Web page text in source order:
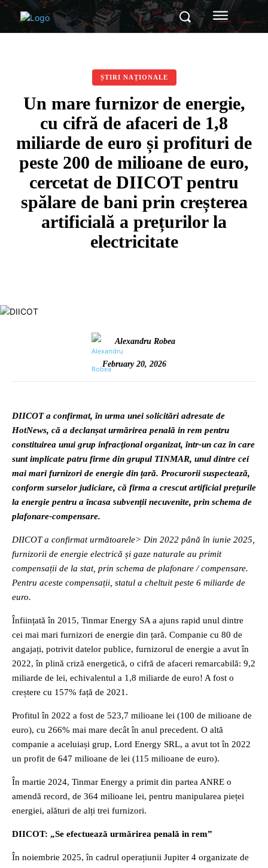
ȘTIRI NAȚIONALE
Un mare furnizor de energie,
cu cifră de afaceri de 1,8
miliarde de euro și profituri de
peste 200 de milioane de euro,
cercetat de DIICOT pentru
spălare de bani prin creșterea
artificială a prețurilor la
electricitate
Alexandru Robea
February 20, 2026
DIICOT a confirmat, în urma unei solicitări adresate de
HotNews, că a declanșat urmărirea penală in rem pentru
constituirea unui grup infracţional organizat, într-un caz în care
sunt implicate patru firme din grupul TINMAR, unul dintre cei
mai mari furnizori de energie din țară. Procurorii suspectează,
conform surselor judiciare, că firma a crescut artificial prețurile
la energie pentru a încasa subvenții necuvenite, prin schema de
plafonare-compensare.
DIICOT a confirmat următoarele> Din 2022 până în iunie 2025,
furnizorii de energie electrică și gaze naturale au primit
compensații de la stat, prin schema de plafonare / compensare.
Pentru aceste compensații, statul a cheltuit peste 6 miliarde de
euro.
Înființată în 2015, Tinmar Energy SA a ajuns rapid unul dintre
cei mai mari furnizori de energie din țară. Companie cu 80 de
angajați, potrivit datelor publice, furnizorul de energie a avut în
2022, în plină criză energetică, o cifră de afaceri remarcabilă: 9,2
miliarde de lei, echivalentul a 1,8 miliarde de euro! A fost o
creștere cu 157% față de 2021.
Profitul în 2022 a fost de 523,7 milioane lei (100 de milioane de
euro), cu 266% mai mare decât în anul precedent. O altă
companie a aceluiași grup, Lord Energy SRL, a avut tot în 2022
un profit de 647 milioane de lei (115 milioane de euro).
În martie 2024, Tinmar Energy a primit din partea ANRE o
amendă record, de 364 milioane lei, pentru manipularea pieței
energiei, alături de alți trei furnizori.
DIICOT: „Se efectuează urmărirea penală in rem”
În noiembrie 2025, în cadrul operațiunii Jupiter 4 organizate de